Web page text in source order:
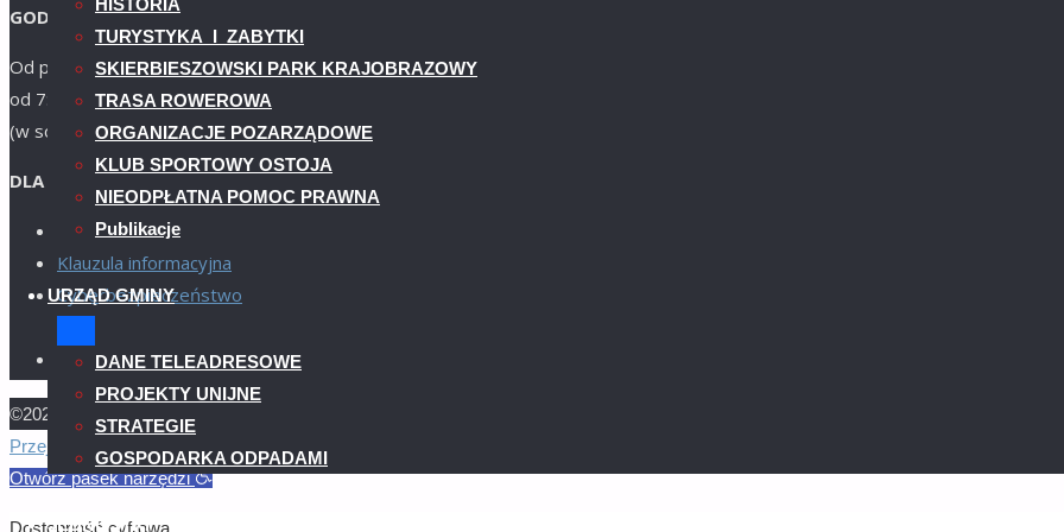
HISTORIA
TURYSTYKA I ZABYTKI
SKIERBIESZOWSKI PARK KRAJOBRAZOWY
TRASA ROWEROWA
ORGANIZACJE POZARZĄDOWE
KLUB SPORTOWY OSTOJA
NIEODPŁATNA POMOC PRAWNA
Publikacje
URZĄD GMINY
DANE TELEADRESOWE
PROJEKTY UNIJNE
STRATEGIE
GOSPODARKA ODPADAMI
JEDNOSTKI
GODZINY URZĘDOWANIA
Od poniedziałku do piątku
od 7:15 do 15:15
(w soboty nieczynny)
DLA INTERESANTA
Deklaracja dostępności
Klauzula informacyjna
Cyberbezpieczeństwo
Facebook
©2023 Urząd Gminy Skierbieszów
Powrót
na
Przejdź do treści
Otwórz pasek narzędzi